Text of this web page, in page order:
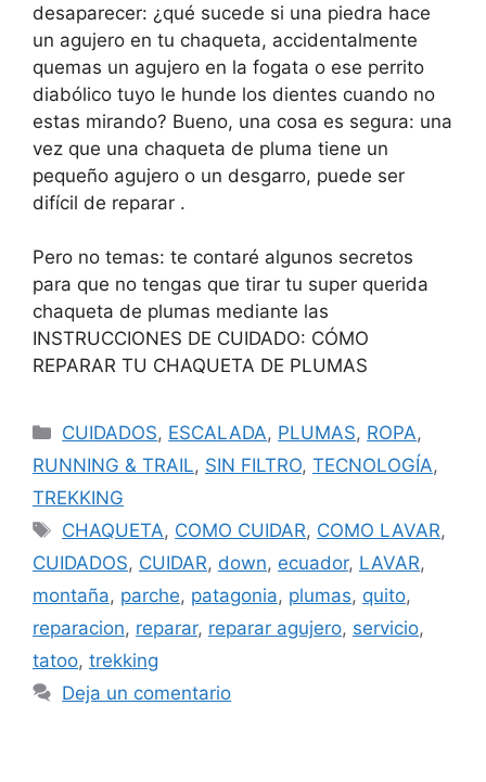
desaparecer: ¿qué sucede si una piedra hace
un agujero en tu chaqueta, accidentalmente
quemas un agujero en la fogata o ese perrito
diabólico tuyo le hunde los dientes cuando no
estas mirando? Bueno, una cosa es segura: una
vez que una chaqueta de pluma tiene un
pequeño agujero o un desgarro, puede ser
difícil de reparar .
Pero no temas: te contaré algunos secretos
para que no tengas que tirar tu super querida
chaqueta de plumas mediante las
INSTRUCCIONES DE CUIDADO: CÓMO
REPARAR TU CHAQUETA DE PLUMAS
CUIDADOS, ESCALADA, PLUMAS, ROPA,
RUNNING & TRAIL, SIN FILTRO, TECNOLOGÍA,
TREKKING
CHAQUETA, COMO CUIDAR, COMO LAVAR,
CUIDADOS, CUIDAR, down, ecuador, LAVAR,
montaña, parche, patagonia, plumas, quito,
reparacion, reparar, reparar agujero, servicio,
tatoo, trekking
Deja un comentario